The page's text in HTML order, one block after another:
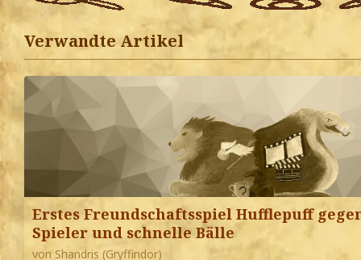
Verwandte Artikel
Erstes Freundschaftsspiel Hufflepuff
Spieler und schnelle Bälle
von Shandris (Gryffindor)